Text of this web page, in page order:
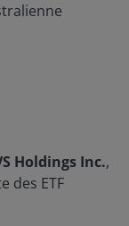
Holdings Inc.,
des ETF